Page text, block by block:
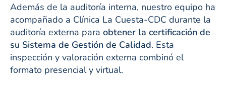
Además de la auditoría interna, nuestro equipo ha
acompañado a Clínica La Cuesta-CDC durante la
auditoría externa para obtener la certificación de
su Sistema de Gestión de Calidad. Esta
inspección y valoración externa combinó el
formato presencial y virtual.